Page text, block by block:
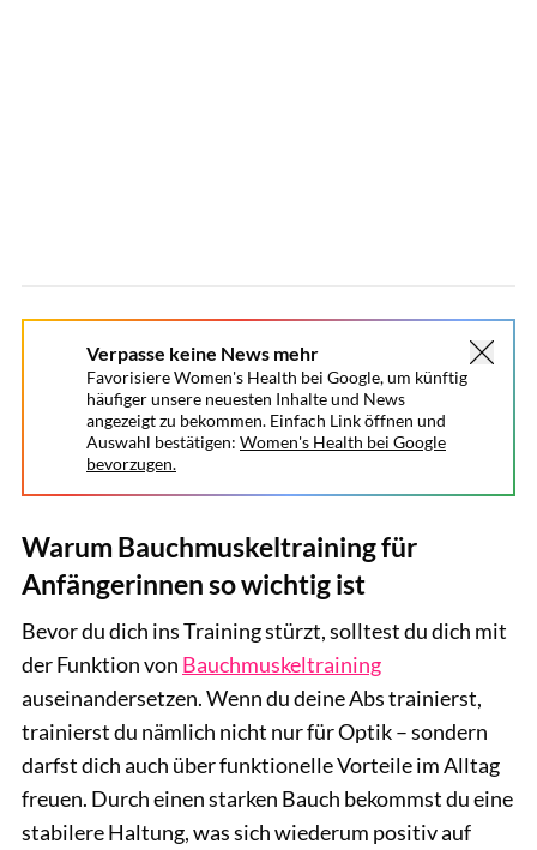
Verpasse keine News mehr
Favorisiere Women's Health bei Google, um künftig
häufiger unsere neuesten Inhalte und News
angezeigt zu bekommen. Einfach Link öffnen und
Auswahl bestätigen: Women's Health bei Google
bevorzugen.
Warum Bauchmuskeltraining für
Anfängerinnen so wichtig ist
Bevor du dich ins Training stürzt, solltest du dich mit
der Funktion von Bauchmuskeltraining
auseinandersetzen. Wenn du deine Abs trainierst,
trainierst du nämlich nicht nur für Optik – sondern
darfst dich auch über funktionelle Vorteile im Alltag
freuen. Durch einen starken Bauch bekommst du eine
stabilere Haltung, was sich wiederum positiv auf